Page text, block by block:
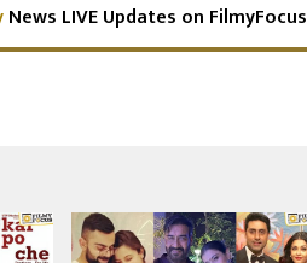
News LIVE Updates on FilmyFocus